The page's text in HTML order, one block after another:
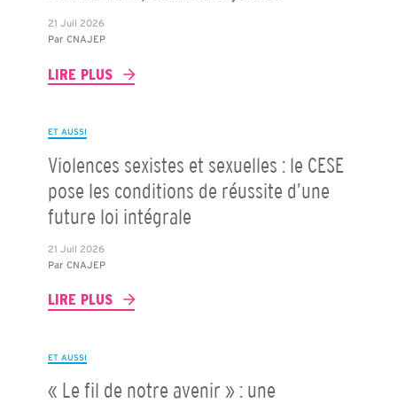
21 Juil 2026
Par CNAJEP
LIRE PLUS
ET AUSSI
Violences sexistes et sexuelles : le CESE
pose les conditions de réussite d’une
future loi intégrale
21 Juil 2026
Par CNAJEP
LIRE PLUS
ET AUSSI
« Le fil de notre avenir » : une